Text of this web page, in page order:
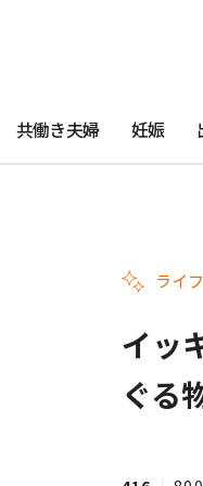
共働き夫婦 妊娠
ライフ
イッ
ぐる